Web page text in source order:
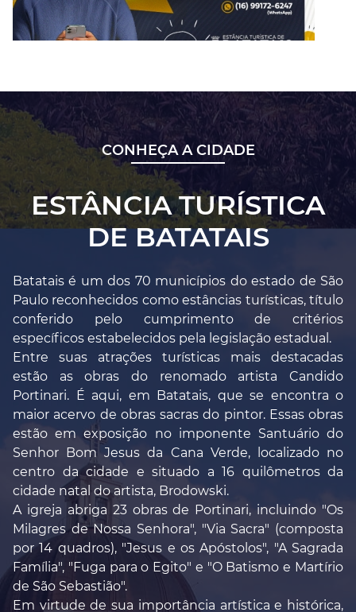
CONHEÇA A CIDADE
ESTÂNCIA TURÍSTICA
DE BATATAIS
Batatais é um dos 70 municípios do estado de São
Paulo reconhecidos como estâncias turísticas, título
conferido pelo cumprimento de critérios
específicos estabelecidos pela legislação estadual.
Entre suas atrações turísticas mais destacadas
estão as obras do renomado artista Candido
Portinari. É aqui, em Batatais, que se encontra o
maior acervo de obras sacras do pintor. Essas obras
estão em exposição no imponente Santuário do
Senhor Bom Jesus da Cana Verde, localizado no
centro da cidade e situado a 16 quilômetros da
cidade natal do artista, Brodowski.
A igreja abriga 23 obras de Portinari, incluindo "Os
Milagres de Nossa Senhora", "Via Sacra" (composta
por 14 quadros), "Jesus e os Apóstolos", "A Sagrada
Família", "Fuga para o Egito" e "O Batismo e Martírio
de São Sebastião".
Em virtude de sua importância artística e histórica,